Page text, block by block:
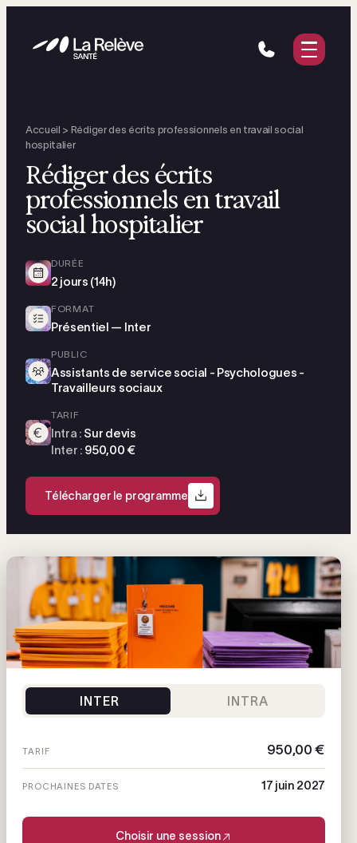
Nos solutions
Ressources
Demander un devis
Accueil > Rédiger des écrits professionnels en travail social
hospitalier
Rédiger des écrits
professionnels en travail
social hospitalier
DURÉE
2 jours (14h)
FORMAT
Présentiel — Inter
PUBLIC
Assistants de service social - Psychologues -
Travailleurs sociaux
TARIF
Intra : Sur devis
Inter : 950,00 €
Télécharger le programme
INTER INTRA
TARIF 950,00 €
PROCHAINES DATES 17 juin 2027
Choisir une session